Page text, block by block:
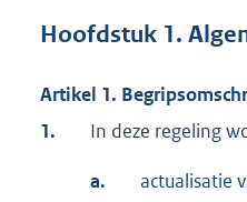
Hoofdstuk 1.
Artikel 1.
1.
In deze regeling
a.
actualisatie